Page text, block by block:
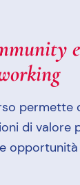
e
permette
di valore
opportunità